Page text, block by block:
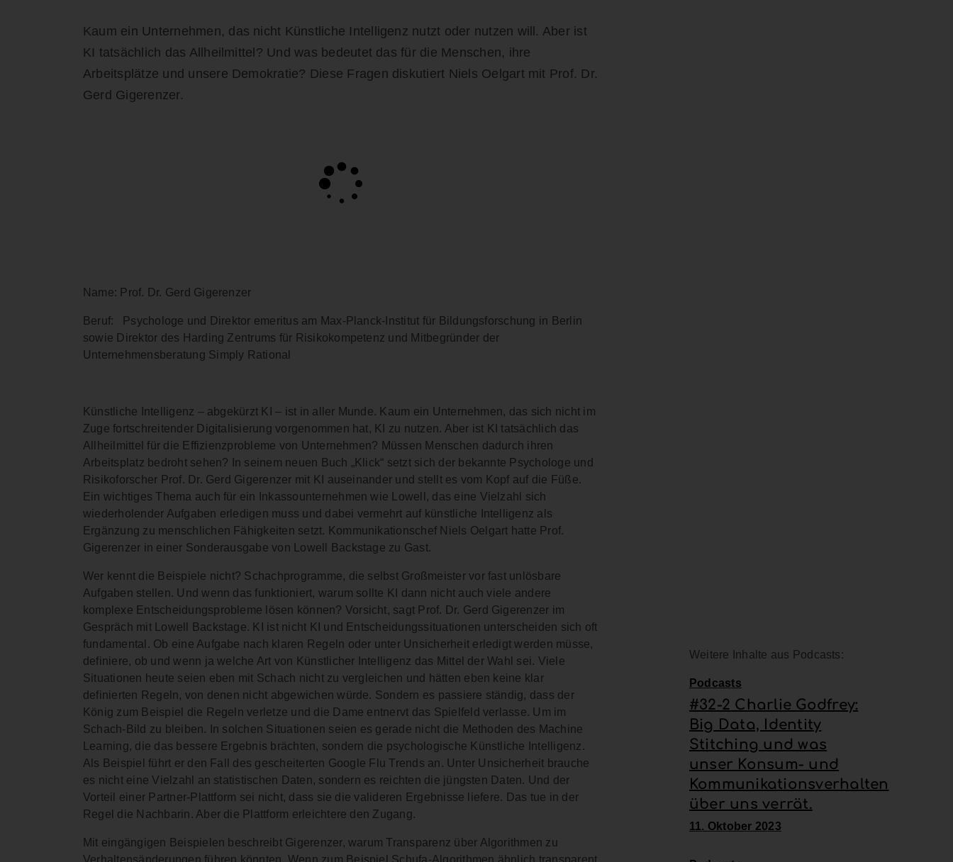
Kaum ein Unternehmen, das nicht Künstliche Intelligenz nutzt oder nutzen will. Aber ist
KI tatsächlich das Allheilmittel? Und was bedeutet das für die Menschen, ihre
Arbeitsplätze und unsere Demokratie? Diese Fragen diskutiert Niels Oelgart mit Prof. Dr.
Gerd Gigerenzer.
Name: Prof. Dr. Gerd Gigerenzer
Beruf: Psychologe und Direktor emeritus am Max-Planck-Institut für Bildungsforschung in Berlin
sowie Direktor des Harding Zentrums für Risikokompetenz und Mitbegründer der
Unternehmensberatung Simply Rational
Künstliche Intelligenz – abgekürzt KI – ist in aller Munde. Kaum ein Unternehmen, das sich nicht im
Zuge fortschreitender Digitalisierung vorgenommen hat, KI zu nutzen. Aber ist KI tatsächlich das
Allheilmittel für die Effizienzprobleme von Unternehmen? Müssen Menschen dadurch ihren
Arbeitsplatz bedroht sehen? In seinem neuen Buch „Klick“ setzt sich der bekannte Psychologe und
Risikoforscher Prof. Dr. Gerd Gigerenzer mit KI auseinander und stellt es vom Kopf auf die Füße.
Ein wichtiges Thema auch für ein Inkassounternehmen wie Lowell, das eine Vielzahl sich
wiederholender Aufgaben erledigen muss und dabei vermehrt auf künstliche Intelligenz als
Ergänzung zu menschlichen Fähigkeiten setzt. Kommunikationschef Niels Oelgart hatte Prof.
Gigerenzer in einer Sonderausgabe von Lowell Backstage zu Gast.
Wer kennt die Beispiele nicht? Schachprogramme, die selbst Großmeister vor fast unlösbare
Aufgaben stellen. Und wenn das funktioniert, warum sollte KI dann nicht auch viele andere
komplexe Entscheidungsprobleme lösen können? Vorsicht, sagt Prof. Dr. Gerd Gigerenzer im
Gespräch mit Lowell Backstage. KI ist nicht KI und Entscheidungssituationen unterscheiden sich oft
fundamental. Ob eine Aufgabe nach klaren Regeln oder unter Unsicherheit erledigt werden müsse,
definiere, ob und wenn ja welche Art von Künstlicher Intelligenz das Mittel der Wahl sei. Viele
Situationen heute seien eben mit Schach nicht zu vergleichen und hätten eben keine klar
definierten Regeln, von denen nicht abgewichen würde. Sondern es passiere ständig, dass der
König zum Beispiel die Regeln verletze und die Dame entnervt das Spielfeld verlasse. Um im
Schach-Bild zu bleiben. In solchen Situationen seien es gerade nicht die Methoden des Machine
Learning, die das bessere Ergebnis brächten, sondern die psychologische Künstliche Intelligenz.
Als Beispiel führt er den Fall des gescheiterten Google Flu Trends an. Unter Unsicherheit brauche
es nicht eine Vielzahl an statistischen Daten, sondern es reichten die jüngsten Daten. Und der
Vorteil einer Partner-Plattform sei nicht, dass sie die valideren Ergebnisse liefere. Das tue in der
Regel die Nachbarin. Aber die Plattform erleichtere den Zugang.
Mit eingängigen Beispielen beschreibt Gigerenzer, warum Transparenz über Algorithmen zu
Verhaltensänderungen führen könnten. Wenn zum Beispiel Schufa-Algorithmen ähnlich transparent
Weitere Inhalte aus Podcasts:
Podcasts
#32-2 Charlie Godfrey:
Big Data, Identity
Stitching und was
unser Konsum- und
Kommunikationsverhalten
über uns verrät.
11. Oktober 2023